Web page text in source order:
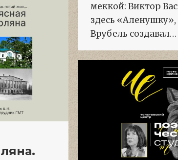
меккой: Виктор
здесь
Врубель создавал…